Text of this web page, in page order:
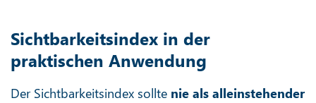
Sichtbarkeitsindex in der
praktischen Anwendung
Der Sichtbarkeitsindex sollte nie als alleinstehender